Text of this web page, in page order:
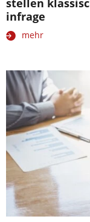
stellen
infrage
mehr